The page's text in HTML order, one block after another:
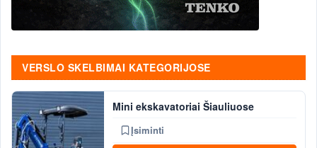
VERSLO SKELBIMAI KATEGORIJOSE
Mini ekskavatoriai Šiauliuose
Įsiminti